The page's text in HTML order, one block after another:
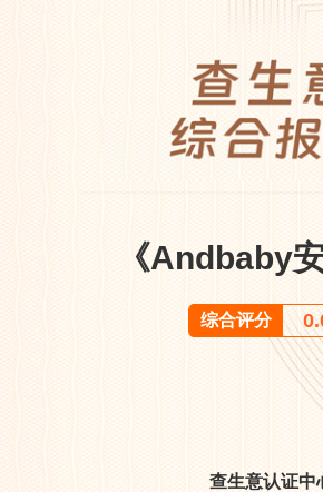
《Andbaby
综合评分
查生意认证中